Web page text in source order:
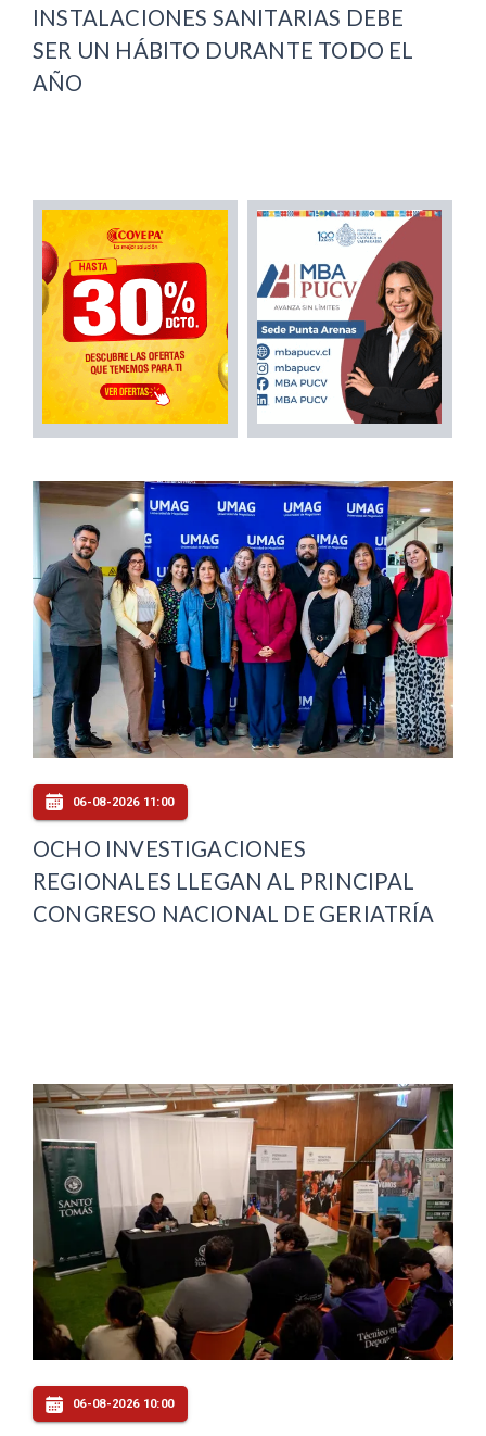
INSTALACIONES SANITARIAS DEBE
SER UN HÁBITO DURANTE TODO EL
AÑO
06-08-2026 11:00
OCHO INVESTIGACIONES
REGIONALES LLEGAN AL PRINCIPAL
CONGRESO NACIONAL DE GERIATRÍA
06-08-2026 10:00